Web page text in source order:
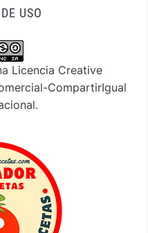
USO
Licencia Creative
CompartirIgual
.